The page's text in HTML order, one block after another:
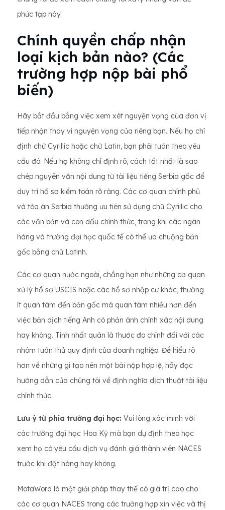
phức tạp này.
Chính quyền chấp nhận
loại kịch bản nào? (Các
trường hợp nộp bài phổ
biến)
Hãy bắt đầu bằng việc xem xét nguyện vọng của đơn vị
tiếp nhận thay vì nguyện vọng của riêng bạn. Nếu họ chỉ
định chữ Cyrillic hoặc chữ Latin, bạn phải tuân theo yêu
cầu đó. Nếu họ không chỉ định rõ, cách tốt nhất là sao
chép nguyên văn nội dung từ tài liệu tiếng Serbia gốc để
duy trì hồ sơ kiểm toán rõ ràng. Các cơ quan chính phủ
và tòa án Serbia thường ưu tiên sử dụng chữ Cyrillic cho
các văn bản và con dấu chính thức, trong khi các ngân
hàng và trường đại học quốc tế có thể ưa chuộng bản
gốc bằng chữ Latinh.
Các cơ quan nước ngoài, chẳng hạn như những cơ quan
xử lý hồ sơ USCIS hoặc các hồ sơ nhập cư khác, thường
ít quan tâm đến bản gốc mà quan tâm nhiều hơn đến
việc bản dịch tiếng Anh có phản ánh chính xác nội dung
hay không. Tính nhất quán là thước đo chính đối với các
nhóm tuân thủ quy định của doanh nghiệp. Để hiểu rõ
hơn về những gì tạo nên một bài nộp hợp lệ, hãy đọc
hướng dẫn của chúng tôi về định nghĩa dịch thuật tài liệu
chính thức.
Lưu ý từ phía trường đại học: Vui lòng xác minh với
các trường đại học Hoa Kỳ mà bạn dự định theo học
xem họ có yêu cầu dịch vụ đánh giá thành viên NACES
trước khi đặt hàng hay không.
MotaWord là một giải pháp thay thế có giá trị cao cho
các cơ quan NACES trong các trường hợp xin việc và thị